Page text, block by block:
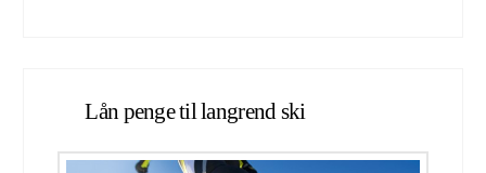
Lån penge til langrend ski